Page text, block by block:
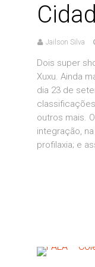
Jailson Silva
Dois super
Xuxu. Ainda
dia 23 de
outros mais.
integração,
profilaxia; e